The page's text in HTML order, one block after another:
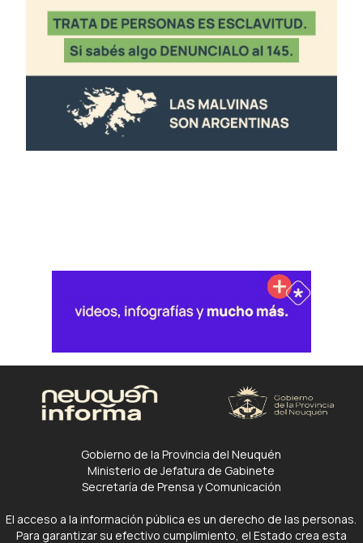
Gobierno de la Provincia del Neuquén
Ministerio de Jefatura de Gabinete
Secretaría de Prensa y Comunicación
El acceso a la información pública es un derecho de las personas.
Para garantizar su efectivo cumplimiento, el Estado crea esta